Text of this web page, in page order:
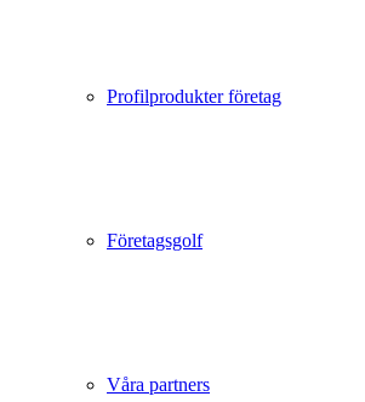
Profilprodukter företag
Företagsgolf
Våra partners